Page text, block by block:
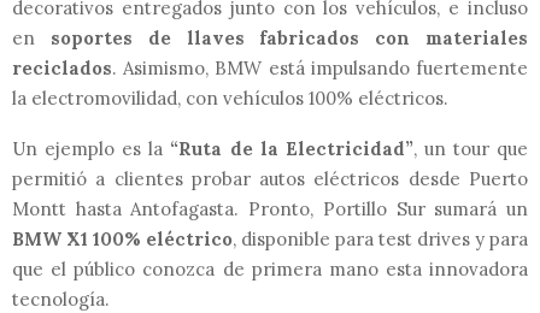
decorativos entregados junto con los vehículos, e incluso
en soportes de llaves fabricados con materiales
reciclados. Asimismo, BMW está impulsando fuertemente
la electromovilidad, con vehículos 100% eléctricos.
Un ejemplo es la “Ruta de la Electricidad”, un tour que
permitió a clientes probar autos eléctricos desde Puerto
Montt hasta Antofagasta. Pronto, Portillo Sur sumará un
BMW X1 100% eléctrico, disponible para test drives y para
que el público conozca de primera mano esta innovadora
tecnología.